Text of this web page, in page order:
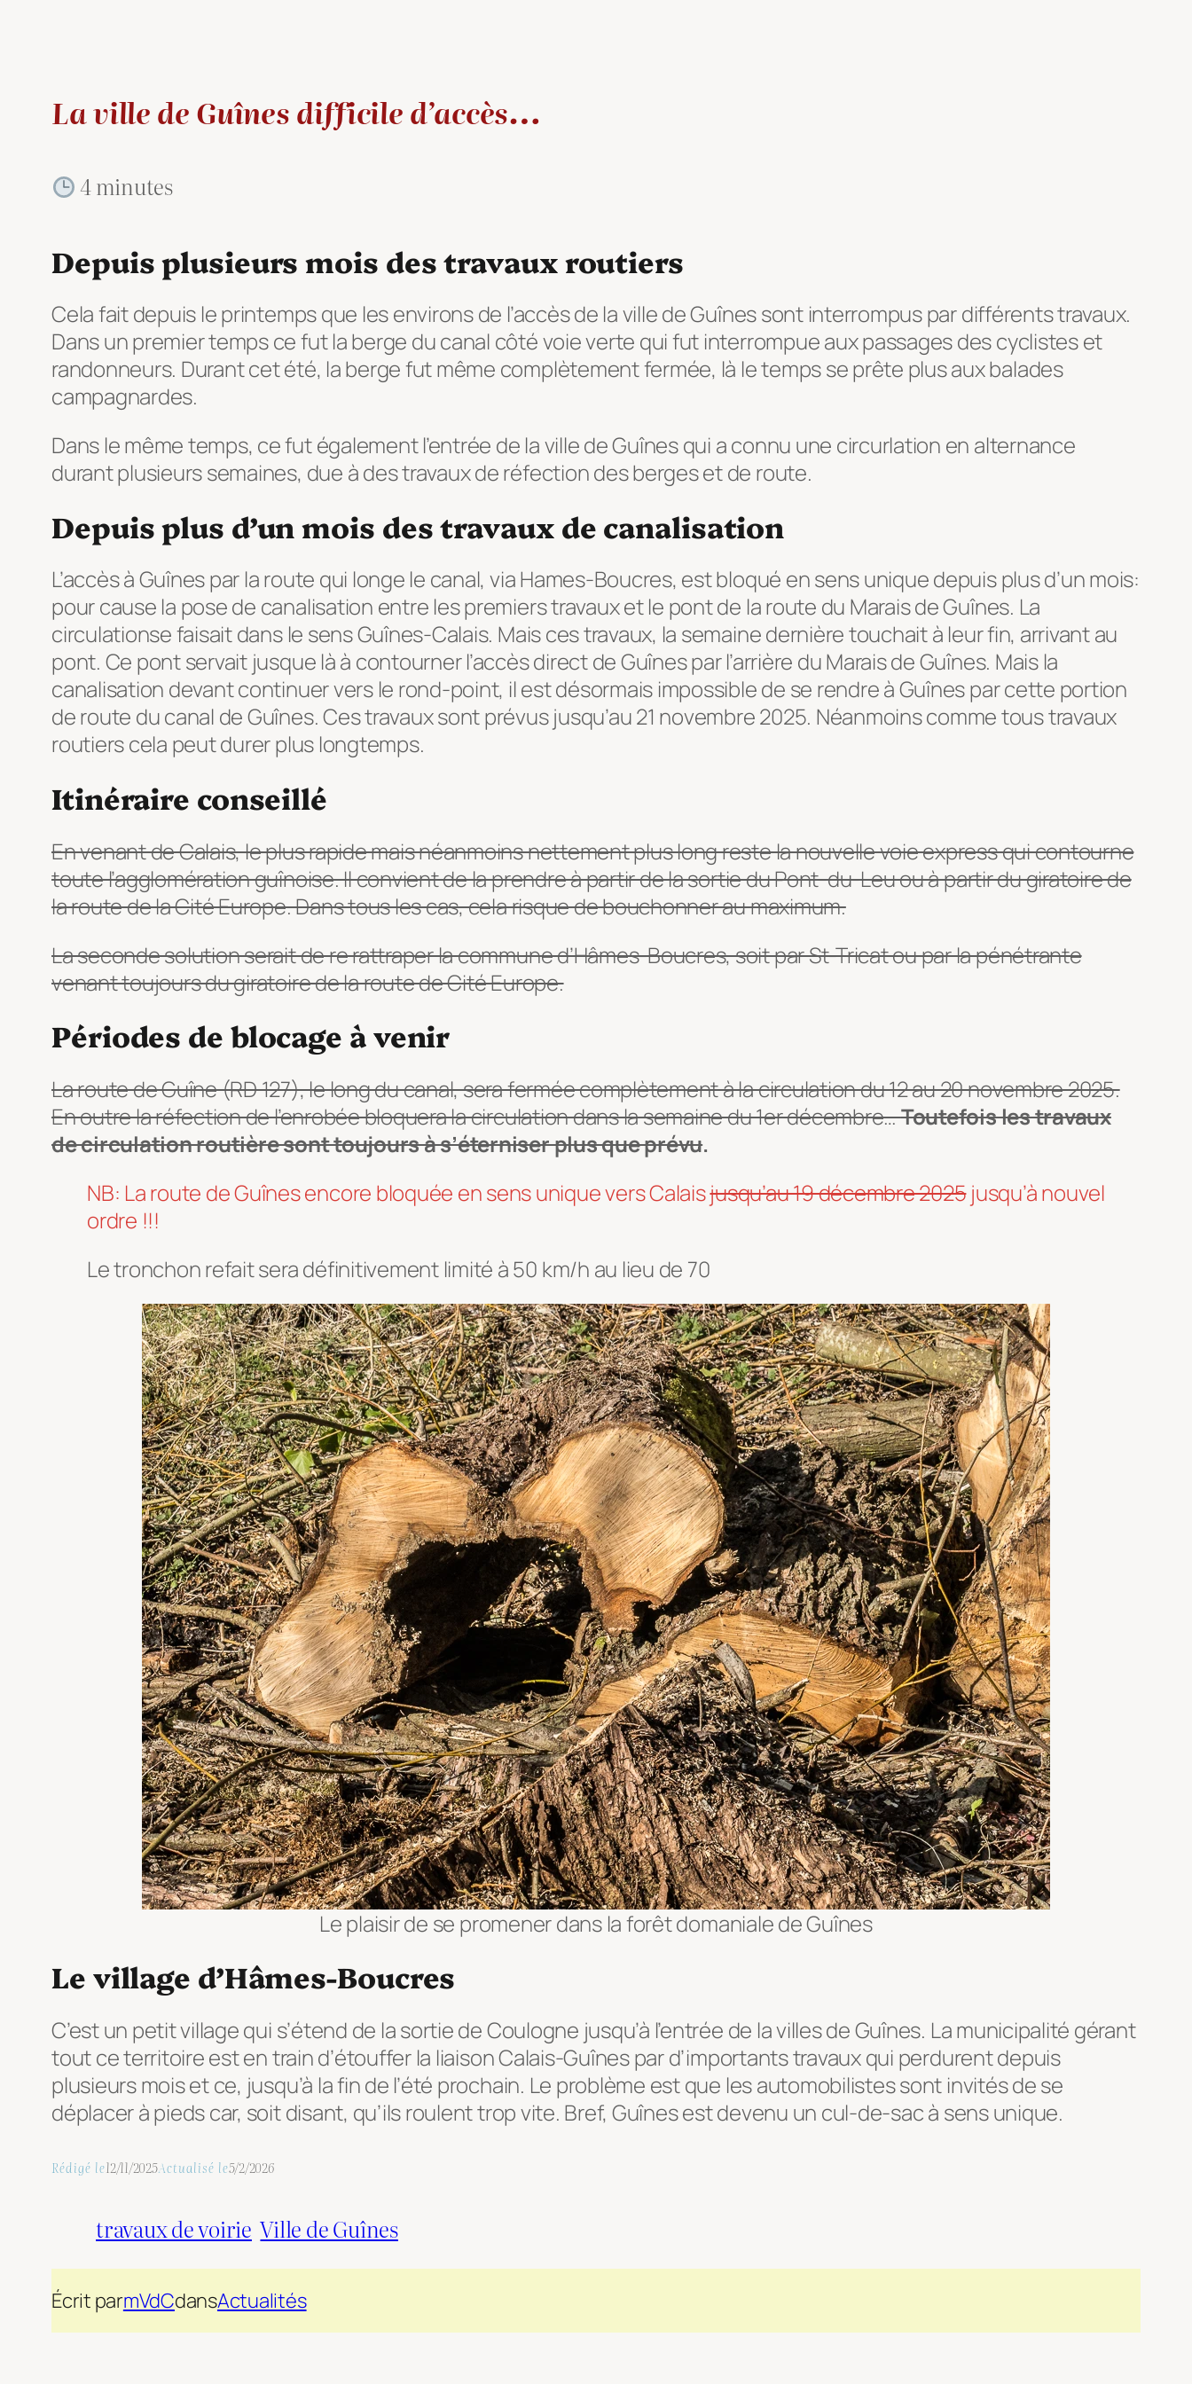
La ville de Guînes difficile d’accès…
4 minutes
Depuis plusieurs mois des travaux routiers
Cela fait depuis le printemps que les environs de l’accès de la ville de Guînes sont interrompus par différents travaux.
Dans un premier temps ce fut la berge du canal côté voie verte qui fut interrompue aux passages des cyclistes et
randonneurs. Durant cet été, la berge fut même complètement fermée, là le temps se prête plus aux balades
campagnardes.
Dans le même temps, ce fut également l’entrée de la ville de Guînes qui a connu une circurlation en alternance
durant plusieurs semaines, due à des travaux de réfection des berges et de route.
Depuis plus d’un mois des travaux de canalisation
L’accès à Guînes par la route qui longe le canal, via Hames-Boucres, est bloqué en sens unique depuis plus d’un mois:
pour cause la pose de canalisation entre les premiers travaux et le pont de la route du Marais de Guînes. La
circulationse faisait dans le sens Guînes-Calais. Mais ces travaux, la semaine dernière touchait à leur fin, arrivant au
pont. Ce pont servait jusque là à contourner l’accès direct de Guînes par l’arrière du Marais de Guînes. Mais la
canalisation devant continuer vers le rond-point, il est désormais impossible de se rendre à Guînes par cette portion
de route du canal de Guînes. Ces travaux sont prévus jusqu’au 21 novembre 2025. Néanmoins comme tous travaux
routiers cela peut durer plus longtemps.
Itinéraire conseillé
En venant de Calais, le plus rapide mais néanmoins nettement plus long reste la nouvelle voie express qui contourne
toute l’agglomération guînoise. Il convient de la prendre à partir de la sortie du Pont-du-Leu ou à partir du giratoire de
la route de la Cité Europe. Dans tous les cas, cela risque de bouchonner au maximum.
La seconde solution serait de re rattraper la commune d’Hâmes-Boucres, soit par St-Tricat ou par la pénétrante
venant toujours du giratoire de la route de Cité Europe.
Périodes de blocage à venir
La route de Guîne (RD 127), le long du canal, sera fermée complètement à la circulation du 12 au 20 novembre 2025.
En outre la réfection de l’enrobée bloquera la circulation dans la semaine du 1er décembre…Toutefois les travaux
de circulation routière sont toujours à s’éterniser plus que prévu.
NB: La route de Guînes encore bloquée en sens unique vers Calaisjusqu’au 19 décembre 2025jusqu’à nouvel
ordre !!!
Le tronchon refait sera définitivement limité à 50 km/h au lieu de 70
Le plaisir de se promener dans la forêt domaniale de Guînes
Le village d’Hâmes-Boucres
C’est un petit village qui s’étend de la sortie de Coulogne jusqu’à l’entrée de la villes de Guînes. La municipalité gérant
tout ce territoire est en train d’étouffer la liaison Calais-Guînes par d’importants travaux qui perdurent depuis
plusieurs mois et ce, jusqu’à la fin de l’été prochain. Le problème est que les automobilistes sont invités de se
déplacer à pieds car, soit disant, qu’ils roulent trop vite. Bref, Guînes est devenu un cul-de-sac à sens unique.
Rédigé le12/11/2025Actualisé le5/2/2026
travaux de voirie Ville de Guînes
Écrit parmVdCdansActualités